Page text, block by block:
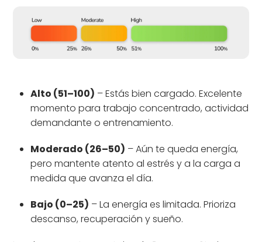
Alto (51–100) – Estás bien cargado. Excelente
momento para trabajo concentrado, actividad
demandante o entrenamiento.
Moderado (26–50) – Aún te queda energía,
pero mantente atento al estrés y a la carga a
medida que avanza el día.
Bajo (0–25) – La energía es limitada. Prioriza
descanso, recuperación y sueño.